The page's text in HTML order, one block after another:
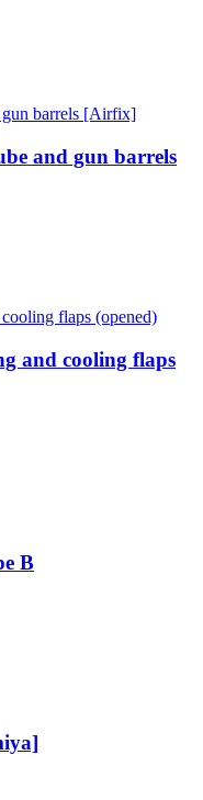
and gun barrels
and cooling flaps
B